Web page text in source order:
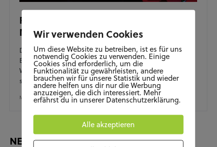
Forensiker und Kriminalbiologe Dr.
Mark Benecke im Interview
Der Forensiker und Kriminalbiologe Dr. Mark
Benecke hat uns letztens hier im Congress Park
Wolfsburg besucht um seinen Zuschauern etwas von
seinem…
MÄRZ 6, 2018
NEUESTE BEITRÄGE
Wir verwenden Cookies
Um diese Website zu betreiben, ist es für uns
notwendig Cookies zu verwenden. Einige
Cookies sind erforderlich, um die
Funktionalität zu gewährleisten, andere
brauchen wir für unsere Statistik und wieder
andere helfen uns dir nur die Werbung
anzuzeigen, die dich interessiert. Mehr
erfährst du in unserer Datenschutzerklärung.
Alle akzeptieren